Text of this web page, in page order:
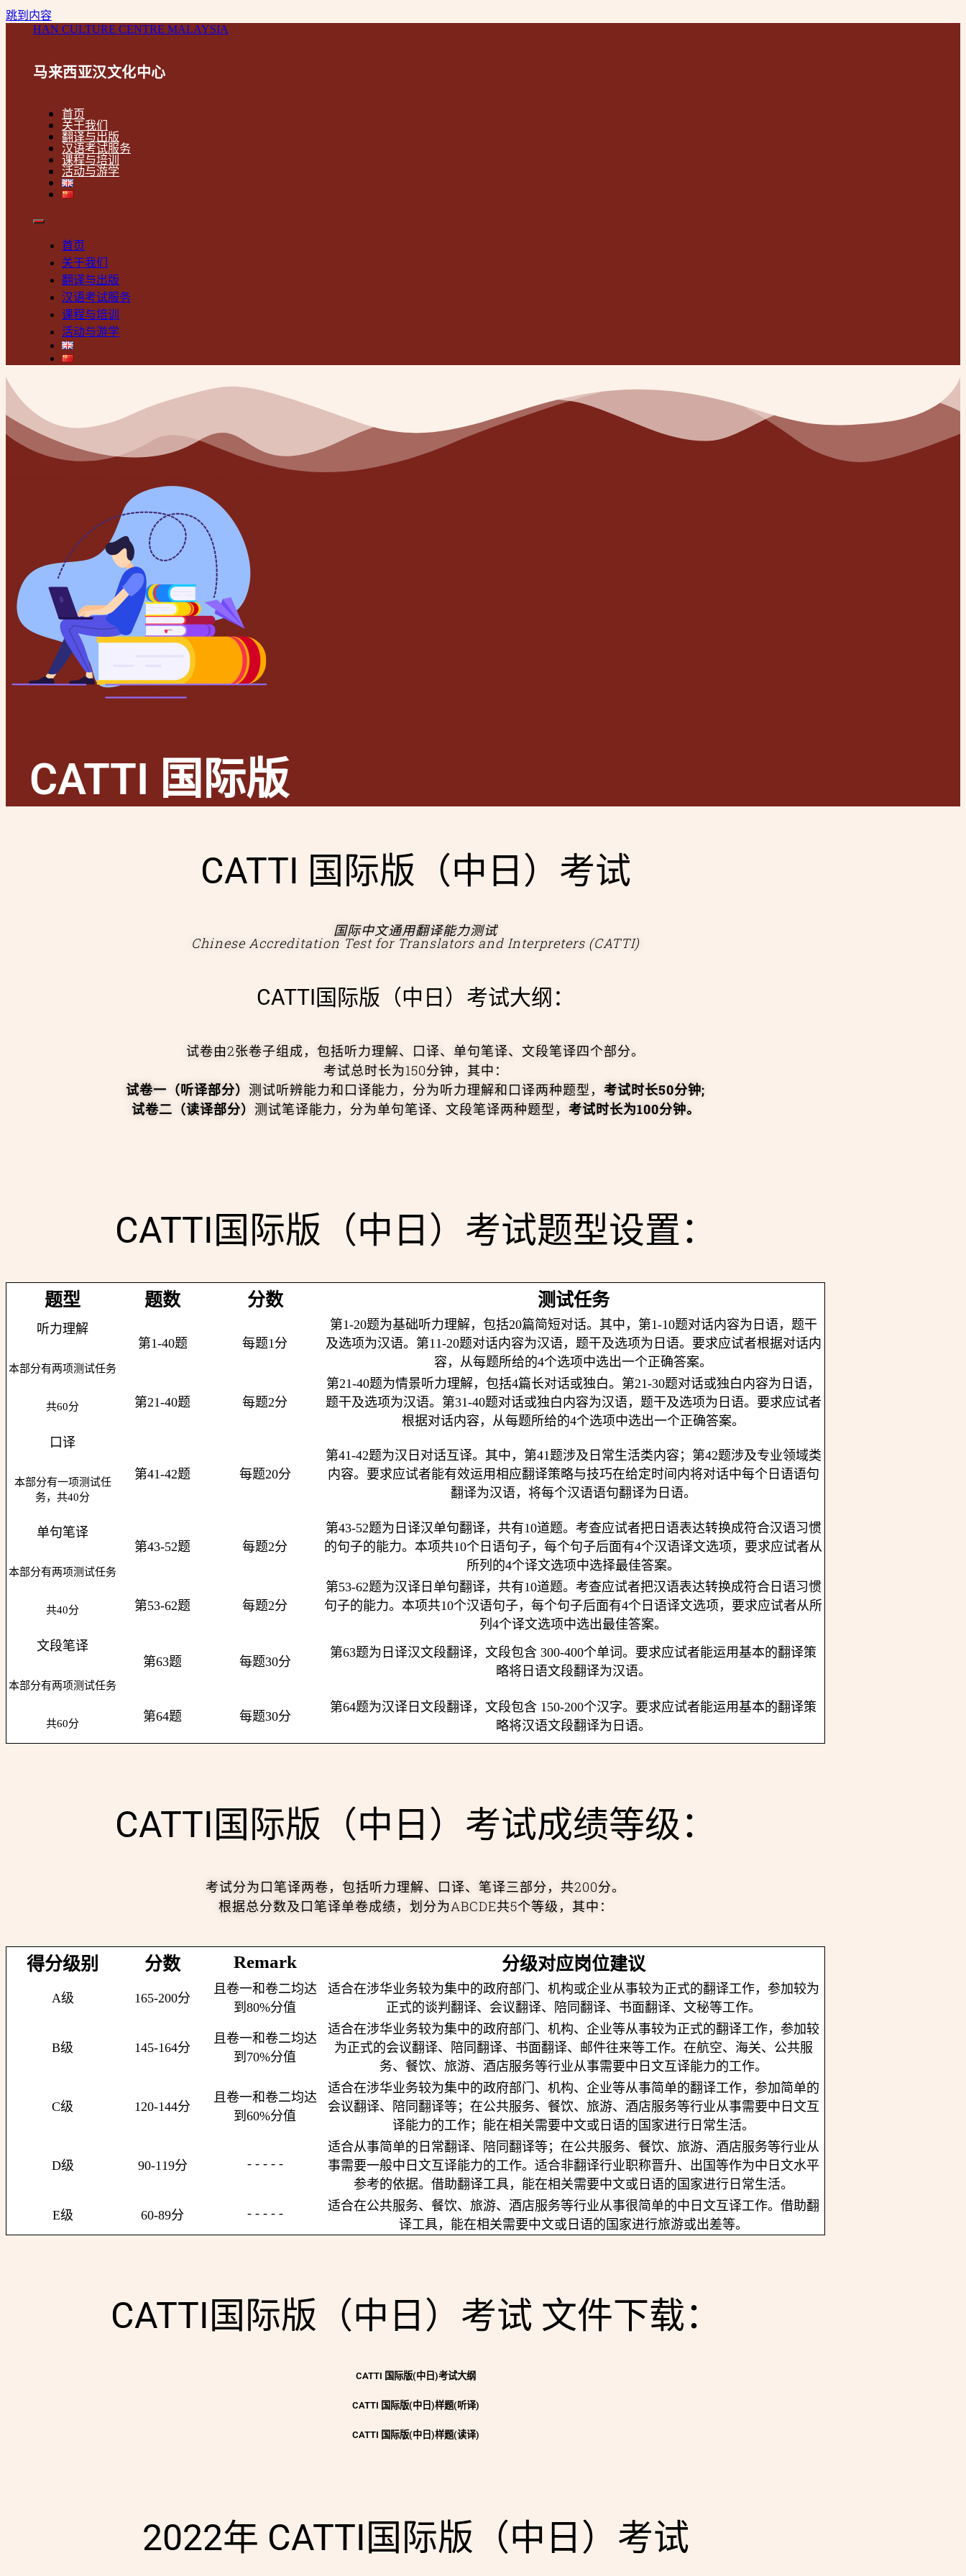
跳到内容
HAN CULTURE CENTRE MALAYSIA
马来西亚汉文化中心
首页
关于我们
翻译与出版
汉语考试服务
课程与培训
活动与游学
首页
关于我们
翻译与出版
汉语考试服务
课程与培训
活动与游学
CATTI 国际版
CATTI 国际版（中日）考试
国际中文通用翻译能力测试
Chinese Accreditation Test for Translators and Interpreters (CATTI)
CATTI国际版（中日）考试大纲：
试卷由2张卷子组成，包括听力理解、口译、单句笔译、文段笔译四个部分。
考试总时长为150分钟，其中：
试卷一（听译部分） 测试听辨能力和口译能力，分为听力理解和口译两种题型， 考试时长50分钟;
试卷二（读译部分） 测试笔译能力，分为单句笔译、文段笔译两种题型， 考试时长为100分钟。
CATTI国际版（中日）考试题型设置：
题型 题数 分数 测试任务
听力理解
本部分有两项测试任务
共60分
第1-40题 每题1分
第1-20题为基础听力理解，包括20篇简短对话。其中，第1-10题对话内容为日语，题干
及选项为汉语。第11-20题对话内容为汉语，题干及选项为日语。要求应试者根据对话内
容，从每题所给的4个选项中选出一个正确答案。
第21-40题 每题2分
第21-40题为情景听力理解，包括4篇长对话或独白。第21-30题对话或独白内容为日语，
题干及选项为汉语。第31-40题对话或独白内容为汉语，题干及选项为日语。要求应试者
根据对话内容，从每题所给的4个选项中选出一个正确答案。
口译
本部分有一项测试任
务，共40分
第41-42题 每题20分
第41-42题为汉日对话互译。其中，第41题涉及日常生活类内容；第42题涉及专业领域类
内容。要求应试者能有效运用相应翻译策略与技巧在给定时间内将对话中每个日语语句
翻译为汉语，将每个汉语语句翻译为日语。
单句笔译
本部分有两项测试任务
共40分
第43-52题 每题2分
第43-52题为日译汉单句翻译，共有10道题。考查应试者把日语表达转换成符合汉语习惯
的句子的能力。本项共10个日语句子，每个句子后面有4个汉语译文选项，要求应试者从
所列的4个译文选项中选择最佳答案。
第53-62题 每题2分
第53-62题为汉译日单句翻译，共有10道题。考查应试者把汉语表达转换成符合日语习惯
句子的能力。本项共10个汉语句子，每个句子后面有4个日语译文选项，要求应试者从所
列4个译文选项中选出最佳答案。
文段笔译
本部分有两项测试任务
共60分
第63题 每题30分
第63题为日译汉文段翻译，文段包含 300-400个单词。要求应试者能运用基本的翻译策
略将日语文段翻译为汉语。
第64题 每题30分
第64题为汉译日文段翻译，文段包含 150-200个汉字。要求应试者能运用基本的翻译策
略将汉语文段翻译为日语。
CATTI国际版（中日）考试成绩等级：
考试分为口笔译两卷，包括听力理解、口译、笔译三部分，共200分。
根据总分数及口笔译单卷成绩，划分为ABCDE共5个等级，其中：
得分级别 分数 Remark 分级对应岗位建议
A级 165-200分
且卷一和卷二均达
到80%分值
适合在涉华业务较为集中的政府部门、机构或企业从事较为正式的翻译工作，参加较为
正式的谈判翻译、会议翻译、陪同翻译、书面翻译、文秘等工作。
B级 145-164分
且卷一和卷二均达
到70%分值
适合在涉华业务较为集中的政府部门、机构、企业等从事较为正式的翻译工作，参加较
为正式的会议翻译、陪同翻译、书面翻译、邮件往来等工作。在航空、海关、公共服
务、餐饮、旅游、酒店服务等行业从事需要中日文互译能力的工作。
C级 120-144分
且卷一和卷二均达
到60%分值
适合在涉华业务较为集中的政府部门、机构、企业等从事简单的翻译工作，参加简单的
会议翻译、陪同翻译等；在公共服务、餐饮、旅游、酒店服务等行业从事需要中日文互
译能力的工作；能在相关需要中文或日语的国家进行日常生活。
D级 90-119分 - - - - -
适合从事简单的日常翻译、陪同翻译等；在公共服务、餐饮、旅游、酒店服务等行业从
事需要一般中日文互译能力的工作。适合非翻译行业职称晋升、出国等作为中日文水平
参考的依据。借助翻译工具，能在相关需要中文或日语的国家进行日常生活。
E级 60-89分 - - - - -
适合在公共服务、餐饮、旅游、酒店服务等行业从事很简单的中日文互译工作。借助翻
译工具，能在相关需要中文或日语的国家进行旅游或出差等。
CATTI国际版（中日）考试 文件下载：
CATTI 国际版(中日)考试大纲
CATTI 国际版(中日)样题(听译)
CATTI 国际版(中日)样题(读译)
2022年 CATTI国际版（中日）考试